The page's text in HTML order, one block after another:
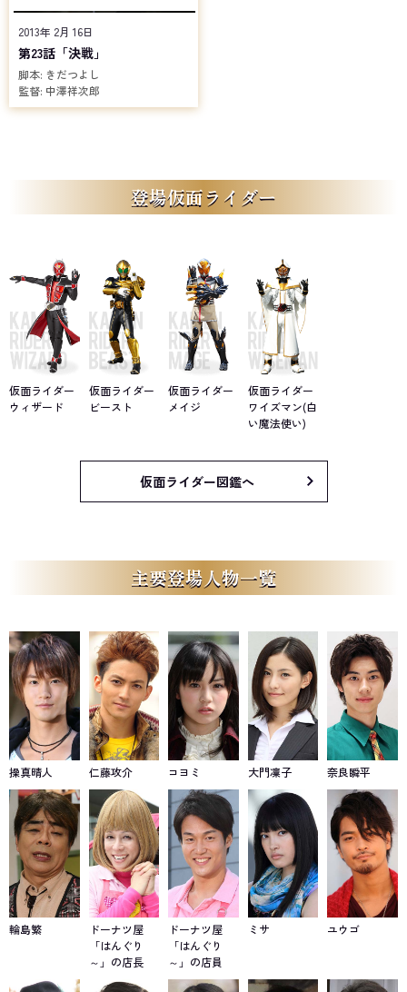
2013年 2月 16日
第23話「決戦」
脚本: きだつよし
監督: 中澤祥次郎
登場仮面ライダー
仮面ライダー
ウィザード
仮面ライダー
ビースト
仮面ライダー
メイジ
仮面ライダー
ワイズマン(白
い魔法使い)
仮面ライダー図鑑へ
主要登場人物一覧
操真晴人 仁藤攻介 コヨミ 大門凜子 奈良瞬平
輪島繁
ドーナツ屋
「はんぐり
～」の店長
ドーナツ屋
「はんぐり
～」の店員
ミサ ユウゴ